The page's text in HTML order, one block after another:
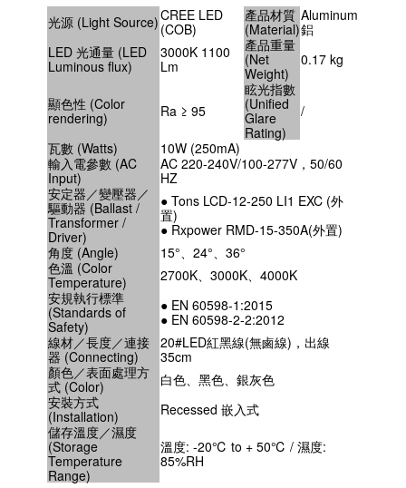
光源 (Light Source)CREE LED
(COB)
產品材質
(Material)
Aluminum
鋁
LED 光通量 (LED
Luminous flux)
3000K 1100
Lm
產品重量
(Net
Weight)
0.17 kg
顯色性 (Color
rendering)
Ra ≥ 95
眩光指數
(Unified
Glare
Rating)
/
瓦數 (Watts)
10W (250mA)
輸入電參數 (AC
Input)
AC 220-240V/100-277V，50/60
HZ
安定器／變壓器／
驅動器 (Ballast /
Transformer /
Driver)
● Tons LCD-12-250 LI1 EXC (外
置)
● Rxpower RMD-15-350A(外置)
角度 (Angle)
15°、24°、36°
色溫 (Color
Temperature)
2700K、3000K、4000K
安規執行標準
(Standards of
Safety)
● EN 60598-1:2015
● EN 60598-2-2:2012
線材／長度／連接
器 (Connecting)
20#LED紅黑線(無鹵線)，出線
35cm
顏色／表面處理方
式 (Color)
白色、黑色、銀灰色
安裝方式
(Installation)
Recessed 嵌入式
儲存溫度／濕度
(Storage
Temperature
Range)
溫度: -20℃ to + 50℃ / 濕度:
85%RH